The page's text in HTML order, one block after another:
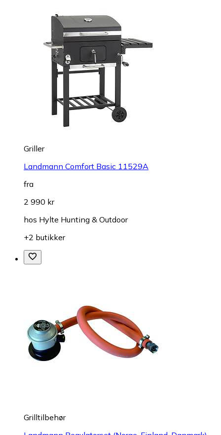
Griller
Landmann Comfort Basic 11529A
fra
2 990 kr
hos Hylte Hunting & Outdoor
+2 butikker
Grilltilbehør